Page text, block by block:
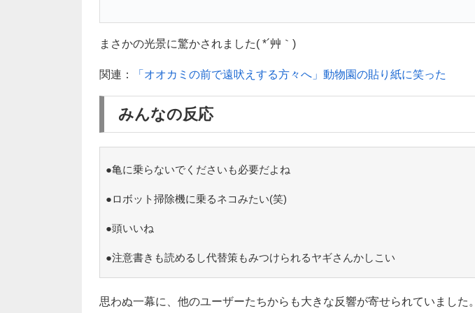
まさかの光景に驚かされました( *´艸｀)
関連： 「オオカミの前で遠吠えする方々へ」動物園の貼り紙に笑った
みんなの反応
●亀に乗らないでくださいも必要だよね
●ロボット掃除機に乗るネコみたい(笑)
●頭いいね
●注意書きも読めるし代替策もみつけられるヤギさんかしこい
思わぬ一幕に、他のユーザーたちからも大きな反響が寄せられていました。